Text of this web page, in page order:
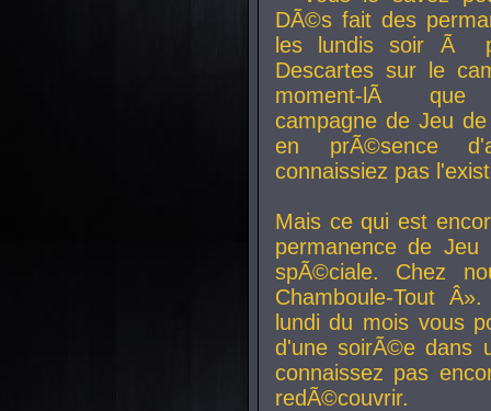
DÃ©s fait des
les lundis soir Ã
Descartes sur le
moment-lÃ que
campagne de Jeu
en prÃ©sence
connaissiez pas
Mais ce qui est
permanence de
spÃ©ciale. Chez
Chamboule-Tout
lundi du mois vous
d'une soirÃ©e dans
connaissez pas
redÃ©couvrir.